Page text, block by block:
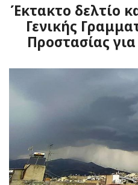
Έκτακτο δελτίο
Γενικής
Προστασίας